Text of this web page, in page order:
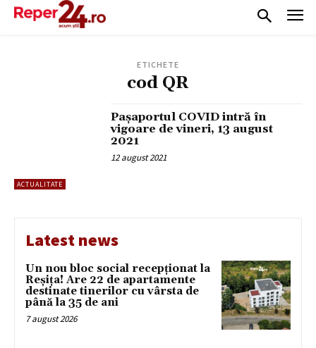
ETICHETE
cod QR
ACTUALITATE
Pașaportul COVID intră în
vigoare de vineri, 13 august
2021
12 august 2021
Latest news
Un nou bloc social recepționat la
Reșița! Are 22 de apartamente
destinate tinerilor cu vârsta de
până la 35 de ani
7 august 2026